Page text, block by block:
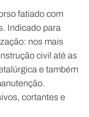
fatiado com
Indicado para
nos mais
civil até as
e também
cortantes e